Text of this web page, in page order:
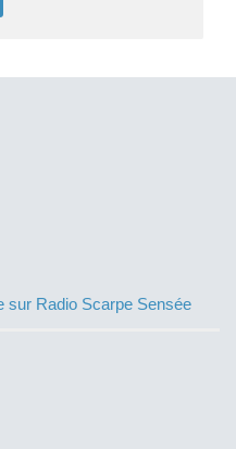
sur Radio Scarpe Sensée